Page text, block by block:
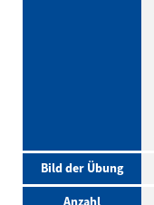
Bild der Übung